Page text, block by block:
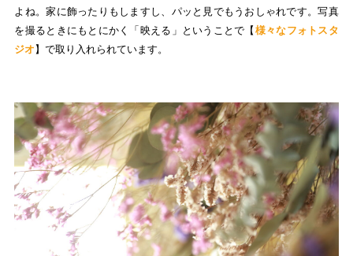
よね。家に飾ったりもしますし、パッと見でもうおしゃれです。写真
を撮るときにもとにかく「映える」ということで【様々なフォトスタ
ジオ】で取り入れられています。